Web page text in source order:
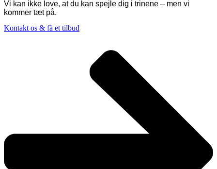
Vi kan ikke love, at du kan spejle dig i trinene – men vi
kommer tæt på.
Kontakt os & få et tilbud